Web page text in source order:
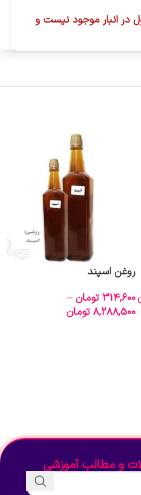
انبار موجود نیست و
روغن اسپند
314,600 تومان –
8,288,500تومان
و مطالب آموزشی